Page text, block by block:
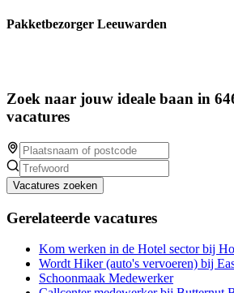
Pakketbezorger Leeuwarden
Zoek naar jouw ideale baan in
vacatures
Vacatures zoeken
Gerelateerde vacatures
Kom werken in de Hotel sector bij
Wordt Hiker (auto's vervoeren) bij
Schoonmaak Medewerker